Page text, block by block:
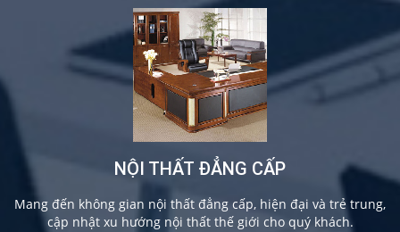
NỘI THẤT ĐẲNG CẤP
Mang đến không gian nội thất đẳng cấp, hiện đại và trẻ trung,
cập nhật xu hướng nội thất thế giới cho quý khách.